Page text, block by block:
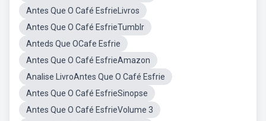
Antes Que O Café EsfrieLivros
Antes Que O Café EsfrieTumblr
Anteds Que OCafe Esfrie
Antes Que O Café EsfrieAmazon
Analise LivroAntes Que O Café Esfrie
Antes Que O Café EsfrieSinopse
Antes Que O Café EsfrieVolume 3